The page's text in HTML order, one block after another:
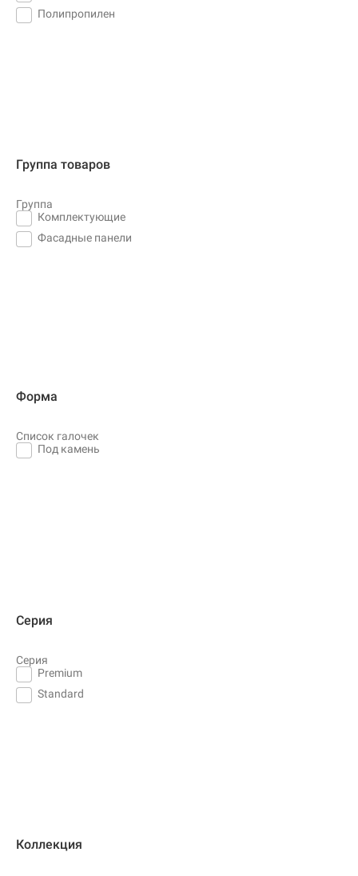
Полипропилен
Группа товаров
Группа
Комплектующие
Фасадные панели
Форма
Список галочек
Под камень
Серия
Серия
Premium
Standard
Коллекция